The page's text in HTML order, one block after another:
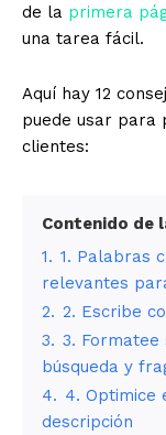
de la primera
una tarea fácil.
Aquí hay 12
puede usar para
clientes:
Contenido de
1. 1. Palabras
relevantes
2. 2. Escribe
3. 3.
búsqueda y
4. 4. Optimice
descripción